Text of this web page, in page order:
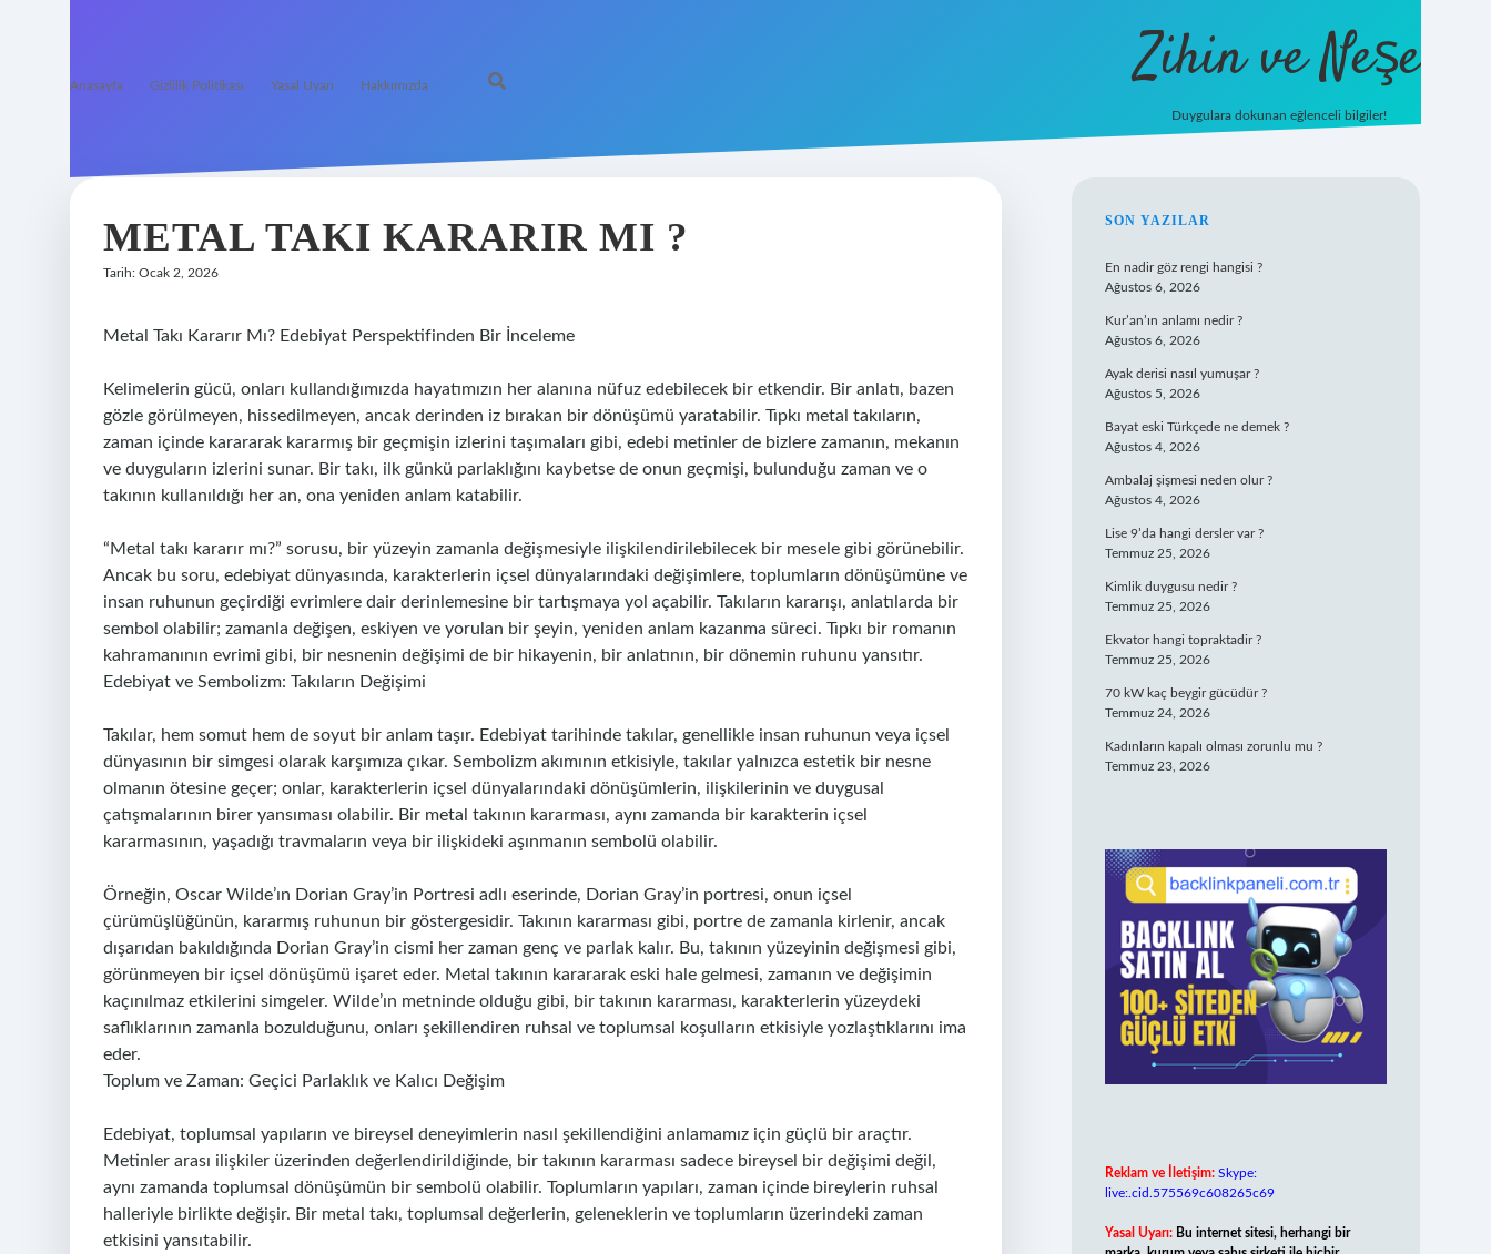
Anasayfa Gizlilik Politikası Yasal Uyarı Hakkımızda Zihin ve Neşe
Duygulara dokunan eğlenceli bilgiler!
METAL TAKI KARARIR MI ?
Tarih: Ocak 2, 2026
Metal Takı Kararır Mı? Edebiyat Perspektifinden Bir İnceleme
Kelimelerin gücü, onları kullandığımızda hayatımızın her alanına nüfuz edebilecek bir etkendir. Bir anlatı, bazen
gözle görülmeyen, hissedilmeyen, ancak derinden iz bırakan bir dönüşümü yaratabilir. Tıpkı metal takıların,
zaman içinde karararak kararmış bir geçmişin izlerini taşımaları gibi, edebi metinler de bizlere zamanın, mekanın
ve duyguların izlerini sunar. Bir takı, ilk günkü parlaklığını kaybetse de onun geçmişi, bulunduğu zaman ve o
takının kullanıldığı her an, ona yeniden anlam katabilir.
“Metal takı kararır mı?” sorusu, bir yüzeyin zamanla değişmesiyle ilişkilendirilebilecek bir mesele gibi görünebilir.
Ancak bu soru, edebiyat dünyasında, karakterlerin içsel dünyalarındaki değişimlere, toplumların dönüşümüne ve
insan ruhunun geçirdiği evrimlere dair derinlemesine bir tartışmaya yol açabilir. Takıların kararışı, anlatılarda bir
sembol olabilir; zamanla değişen, eskiyen ve yorulan bir şeyin, yeniden anlam kazanma süreci. Tıpkı bir romanın
kahramanının evrimi gibi, bir nesnenin değişimi de bir hikayenin, bir anlatının, bir dönemin ruhunu yansıtır.
Edebiyat ve Sembolizm: Takıların Değişimi
Takılar, hem somut hem de soyut bir anlam taşır. Edebiyat tarihinde takılar, genellikle insan ruhunun veya içsel
dünyasının bir simgesi olarak karşımıza çıkar. Sembolizm akımının etkisiyle, takılar yalnızca estetik bir nesne
olmanın ötesine geçer; onlar, karakterlerin içsel dünyalarındaki dönüşümlerin, ilişkilerinin ve duygusal
çatışmalarının birer yansıması olabilir. Bir metal takının kararması, aynı zamanda bir karakterin içsel
kararmasının, yaşadığı travmaların veya bir ilişkideki aşınmanın sembolü olabilir.
Örneğin, Oscar Wilde’ın Dorian Gray’in Portresi adlı eserinde, Dorian Gray’in portresi, onun içsel
çürümüşlüğünün, kararmış ruhunun bir göstergesidir. Takının kararması gibi, portre de zamanla kirlenir, ancak
dışarıdan bakıldığında Dorian Gray’in cismi her zaman genç ve parlak kalır. Bu, takının yüzeyinin değişmesi gibi,
görünmeyen bir içsel dönüşümü işaret eder. Metal takının karararak eski hale gelmesi, zamanın ve değişimin
kaçınılmaz etkilerini simgeler. Wilde’ın metninde olduğu gibi, bir takının kararması, karakterlerin yüzeydeki
saflıklarının zamanla bozulduğunu, onları şekillendiren ruhsal ve toplumsal koşulların etkisiyle yozlaştıklarını ima
eder.
Toplum ve Zaman: Geçici Parlaklık ve Kalıcı Değişim
Edebiyat, toplumsal yapıların ve bireysel deneyimlerin nasıl şekillendiğini anlamamız için güçlü bir araçtır.
Metinler arası ilişkiler üzerinden değerlendirildiğinde, bir takının kararması sadece bireysel bir değişimi değil,
aynı zamanda toplumsal dönüşümün bir sembolü olabilir. Toplumların yapıları, zaman içinde bireylerin ruhsal
halleriyle birlikte değişir. Bir metal takı, toplumsal değerlerin, geleneklerin ve toplumların üzerindeki zaman
etkisini yansıtabilir.
SIDEBAR
SON YAZILAR
En nadir göz rengi hangisi ?
Ağustos 6, 2026
Kur’an’ın anlamı nedir ?
Ağustos 6, 2026
Ayak derisi nasıl yumuşar ?
Ağustos 5, 2026
Bayat eski Türkçede ne demek ?
Ağustos 4, 2026
Ambalaj şişmesi neden olur ?
Ağustos 4, 2026
Lise 9’da hangi dersler var ?
Temmuz 25, 2026
Kimlik duygusu nedir ?
Temmuz 25, 2026
Ekvator hangi topraktadir ?
Temmuz 25, 2026
70 kW kaç beygir gücüdür ?
Temmuz 24, 2026
Kadınların kapalı olması zorunlu mu ?
Temmuz 23, 2026
Reklam ve İletişim: Skype:
live:.cid.575569c608265c69
Yasal Uyarı: Bu internet sitesi, herhangi bir